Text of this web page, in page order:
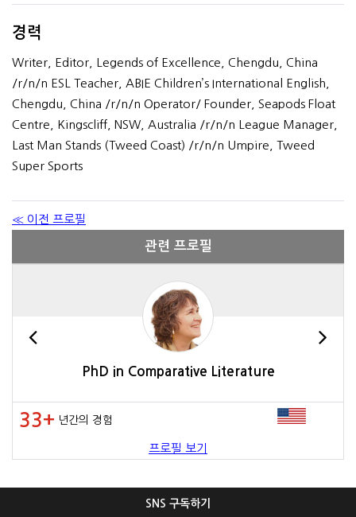
경력
Writer, Editor, Legends of Excellence, Chengdu, China
/r/n/n ESL Teacher, ABIE Children’s International English,
Chengdu, China /r/n/n Operator/ Founder, Seapods Float
Centre, Kingscliff, NSW, Australia /r/n/n League Manager,
Last Man Stands (Tweed Coast) /r/n/n Umpire, Tweed
Super Sports
≪ 이전 프로필
관련 프로필
PhD in Comparative Literature
33+ 년간의 경험
프로필 보기
SNS 구독하기